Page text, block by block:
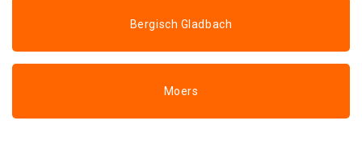
Bergisch Gladbach
Moers